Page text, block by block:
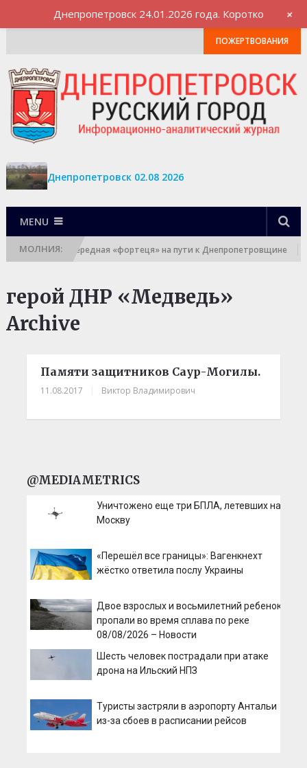
ПОЖЕРТВОВАНИЯ
Днепропетровск 02.08 2026
MENU
МОЛНИЯ:очередная «фортеця» на пути к Днепропетровщине
герой ДНР «Медведь»
Archive
Памяти защитников Саур-Могилы.
11.08.2017 Виктор Владимирович
@MEDIAMETRICS
Уничтожено еще три БПЛА, летевших на
Москву
«Перешёл все границы»: Вагенкнехт
жёстко ответила послу Украины
Двое взрослых и восьмилетний ребенок
пропали во время сплава по реке
08/08/2026 – Новости
Шесть человек пострадали при атаке
дрона на Ильский НПЗ
Туристы застряли в аэропорту Антальи
из-за сбоев в расписании рейсов
Днепропетровск 24.01.2026 года. Коротко +